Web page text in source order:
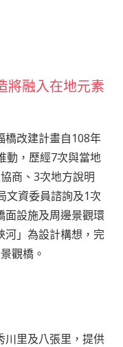
將融入在地元素
橋改建計畫自108年
動，歷經7次與當地
商、3次地方說明
文資委員諮詢及1次
面設施及周邊景觀環
河」為設計構想，完
觀橋。
川里及八張里，提供